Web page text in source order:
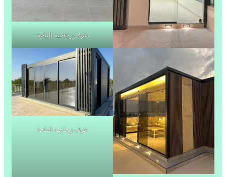
غرف زجاجية الباحة
غرف زجاجية الباحة